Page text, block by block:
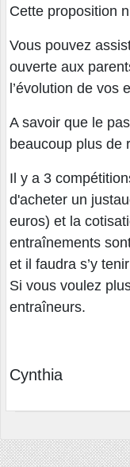
Cette proposition
Vous pouvez
ouverte aux
l’évolution de vos
A savoir que le
beaucoup plus de
Il y a 3
d'acheter un
euros) et la
entraînements
et il faudra s’y
Si vous voulez
entraîneurs.
Cynthia